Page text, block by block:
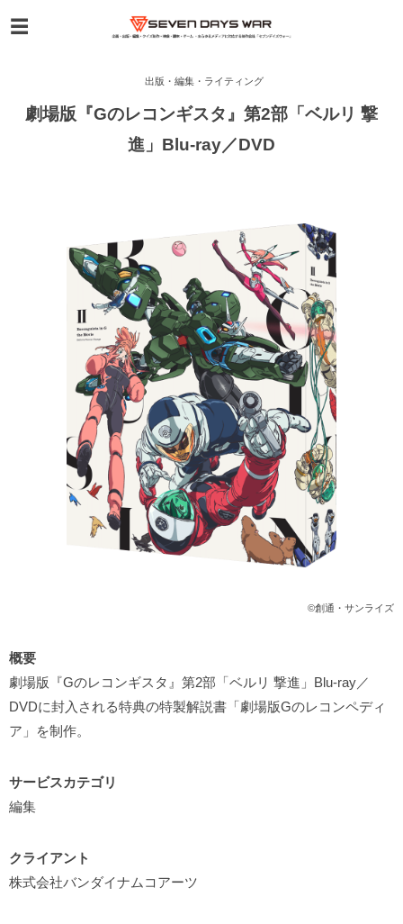
出版・編集・ライティング
劇場版『Gのレコンギスタ』第2部「ベルリ 撃
進」Blu-ray／DVD
©創通・サンライズ
概要
劇場版『Gのレコンギスタ』第2部「ベルリ 撃進」Blu-ray／
DVDに封入される特典の特製解説書「劇場版Gのレコンペディ
ア」を制作。
サービスカテゴリ
編集
クライアント
株式会社バンダイナムコアーツ